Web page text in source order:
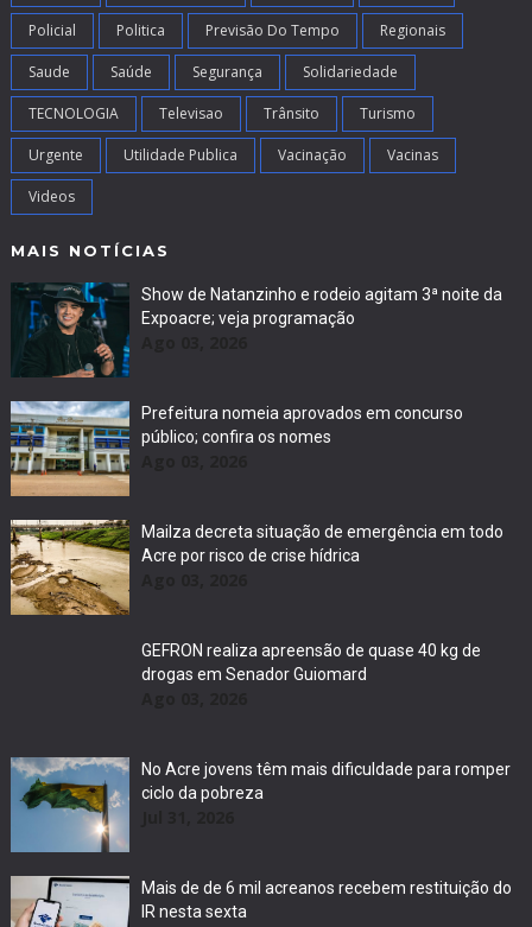
Policial Politica Previsão Do Tempo Regionais
Saude Saúde Segurança Solidariedade
TECNOLOGIA Televisao Trânsito Turismo
Urgente Utilidade Publica Vacinação Vacinas
Videos
MAIS NOTÍCIAS
Show de Natanzinho e rodeio agitam 3ª noite da
Expoacre; veja programação
Prefeitura nomeia aprovados em concurso
público; confira os nomes
Mailza decreta situação de emergência em todo
Acre por risco de crise hídrica
GEFRON realiza apreensão de quase 40 kg de
drogas em Senador Guiomard
No Acre jovens têm mais dificuldade para romper
ciclo da pobreza
Mais de de 6 mil acreanos recebem restituição do
IR nesta sexta